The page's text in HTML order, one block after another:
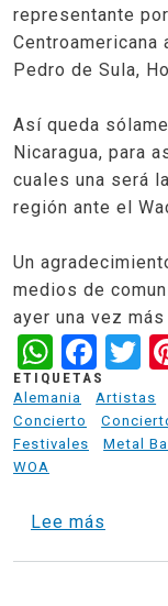
representante
Centroamericana
Pedro de Sula,
Así queda
Nicaragua, para
cuales una será
región ante el
Un
medios de
ayer una vez
ETIQUETAS
Alemania
Artistas
Concierto
Festivales
Metal
WOA
Lee más